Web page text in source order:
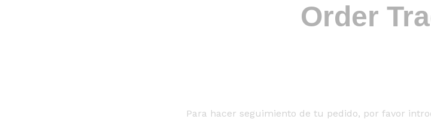
Order
Para hacer seguimiento de tu pedido, por favor